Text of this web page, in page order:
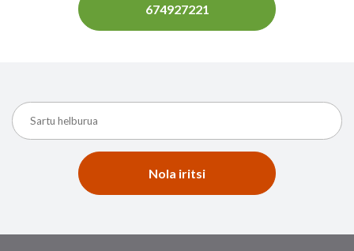
674927221
Nola iritsi